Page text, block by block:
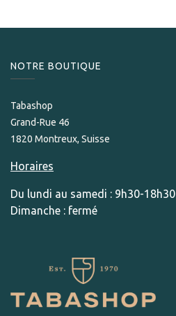
NOTRE BOUTIQUE
Tabashop
Grand-Rue 46
1820 Montreux, Suisse
Horaires
Du lundi au samedi : 9h30-18h30
Dimanche : fermé